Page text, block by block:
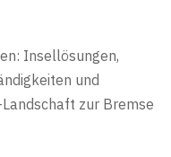
Insellösungen,
und
zur Bremse